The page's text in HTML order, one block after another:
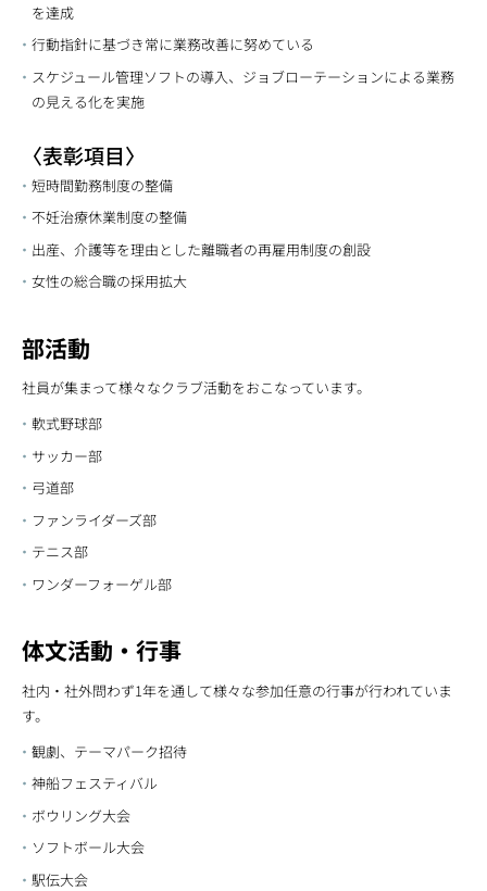
を達成
行動指針に基づき常に業務改善に努めている
スケジュール管理ソフトの導入、ジョブローテーションによる業務
の見える化を実施
〈表彰項目〉
短時間勤務制度の整備
不妊治療休業制度の整備
出産、介護等を理由とした離職者の再雇用制度の創設
女性の総合職の採用拡大
部活動
社員が集まって様々なクラブ活動をおこなっています。
軟式野球部
サッカー部
弓道部
ファンライダーズ部
テニス部
ワンダーフォーゲル部
体文活動・行事
社内・社外問わず1年を通して様々な参加任意の行事が行われていま
す。
観劇、テーマパーク招待
神船フェスティバル
ボウリング大会
ソフトボール大会
駅伝大会